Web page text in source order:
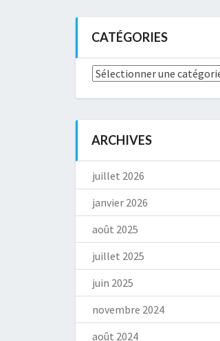
CATÉGORIES
Catégories
ARCHIVES
juillet 2026
janvier 2026
août 2025
juillet 2025
juin 2025
novembre 2024
août 2024